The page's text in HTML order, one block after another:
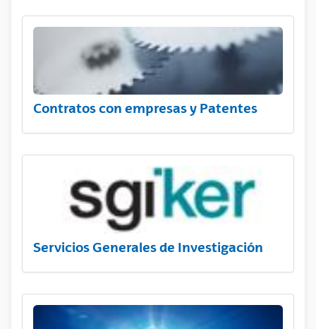
Contratos con empresas y Patentes
Servicios Generales de Investigación